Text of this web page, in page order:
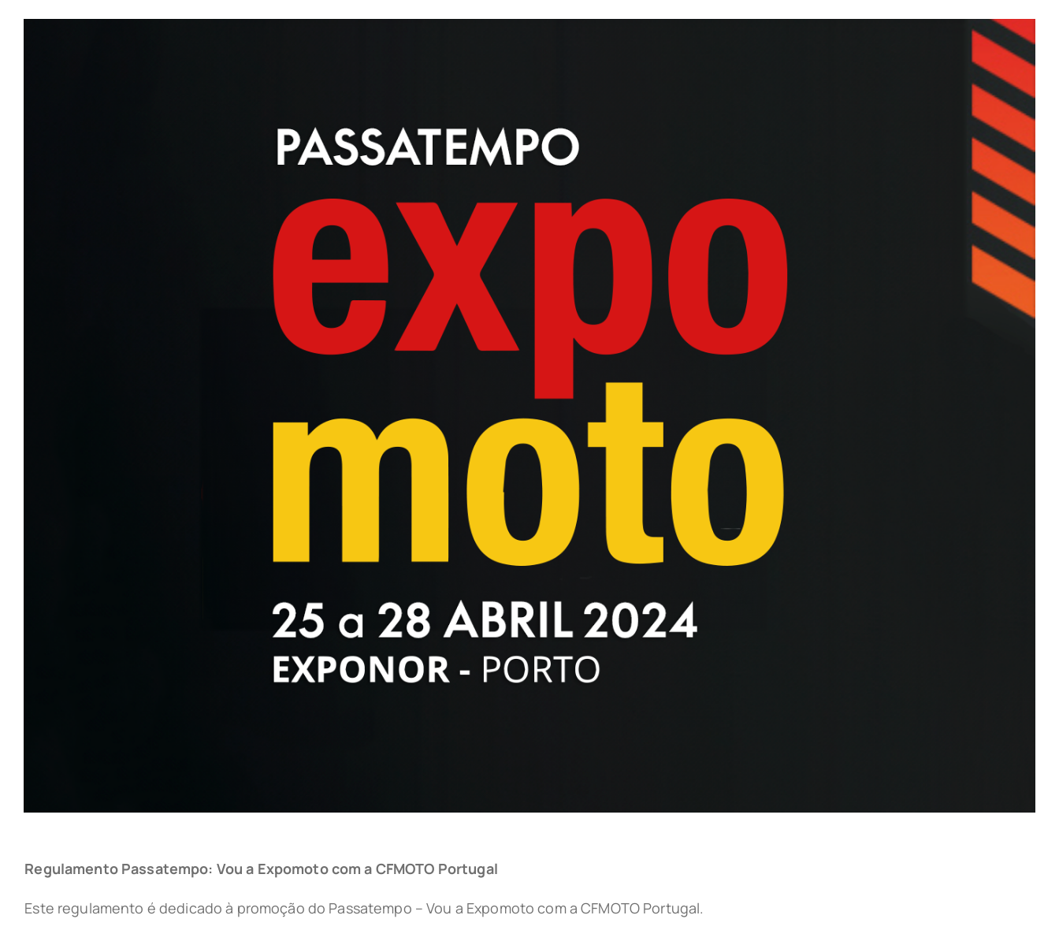
450MT 250DUAL
300NK 250NK 700CL-X ADVENTURE
300CL-X 675SR-R 450SR
CFORCE 110
Regulamento Passatempo: Vou a Expomoto com a CFMOTO Portugal
Este regulamento é dedicado à promoção do Passatempo – Vou a Expomoto com a CFMOTO Portugal.